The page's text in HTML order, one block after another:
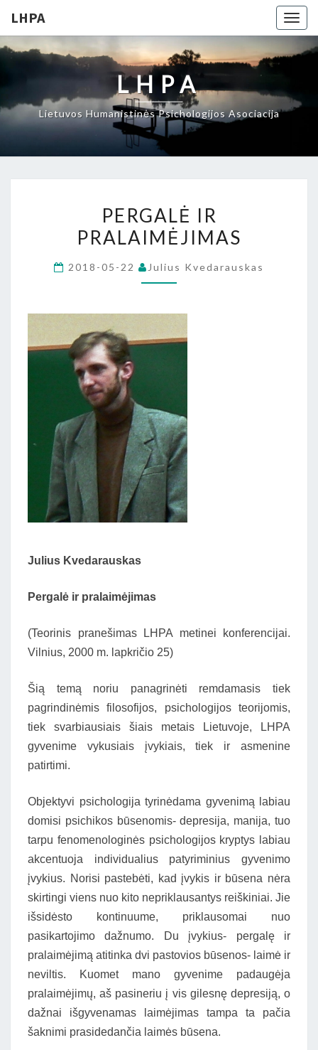
LHPA
LHPA
Lietuvos Humanistinės Psichologijos Asociacija
IR
PRALAIMĖJIMAS
PERGALĖ IR
PRALAIMĖJIMAS
2018-05-22 Julius Kvedarauskas
Julius Kvedarauskas
Pergalė ir pralaimėjimas
(Teorinis pranešimas LHPA metinei konferencijai.
Vilnius, 2000 m. lapkričio 25)
Šią temą noriu panagrinėti remdamasis tiek
pagrindinėmis filosofijos, psichologijos teorijomis,
tiek svarbiausiais šiais metais Lietuvoje, LHPA
gyvenime vykusiais įvykiais, tiek ir asmenine
patirtimi.
Objektyvi psichologija tyrinėdama gyvenimą labiau
domisi psichikos būsenomis- depresija, manija, tuo
tarpu fenomenologinės psichologijos kryptys labiau
akcentuoja individualius patyriminius gyvenimo
įvykius. Norisi pastebėti, kad įvykis ir būsena nėra
skirtingi viens nuo kito nepriklausantys reiškiniai. Jie
išsidėsto kontinuume, priklausomai nuo
pasikartojimo dažnumo. Du įvykius- pergalę ir
pralaimėjimą atitinka dvi pastovios būsenos- laimė ir
neviltis. Kuomet mano gyvenime padaugėja
pralaimėjimų, aš pasineriu į vis gilesnę depresiją, o
dažnai išgyvenamas laimėjimas tampa ta pačia
šaknimi prasidedančia laimės būsena.